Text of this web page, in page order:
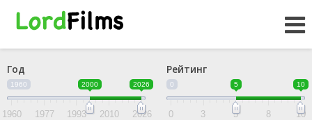
Год
1960 2000 2026
1960 1977 1993 2010 2026
Рейтинг
0 5 10
0 3 5 8 10